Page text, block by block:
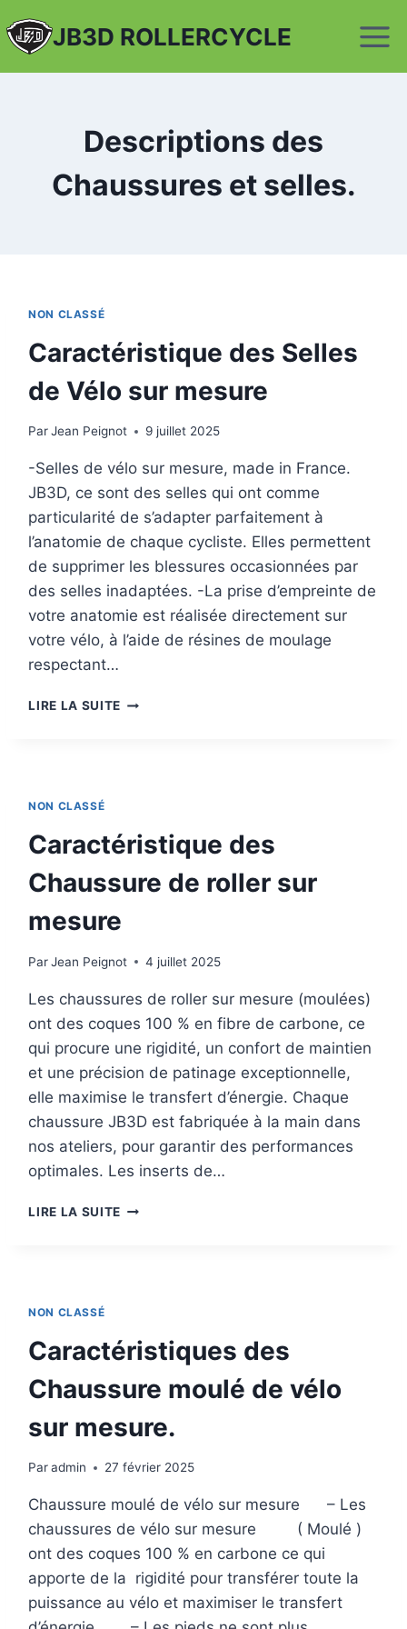
au
JB3D ROLLERCYCLE
Descriptions des
Chaussures et selles.
NON CLASSÉ
Caractéristique des Selles
de Vélo sur mesure
Par Jean Peignot 9 juillet 2025
-Selles de vélo sur mesure, made in France.
JB3D, ce sont des selles qui ont comme
particularité de s’adapter parfaitement à
l’anatomie de chaque cycliste. Elles permettent
de supprimer les blessures occasionnées par
des selles inadaptées. -La prise d’empreinte de
votre anatomie est réalisée directement sur
votre vélo, à l’aide de résines de moulage
respectant…
LIRE LA SUITE CARACTÉRISTIQUE
NON CLASSÉ
Caractéristique des
Chaussure de roller sur
mesure
Par Jean Peignot 4 juillet 2025
Les chaussures de roller sur mesure (moulées)
ont des coques 100 % en fibre de carbone, ce
qui procure une rigidité, un confort de maintien
et une précision de patinage exceptionnelle,
elle maximise le transfert d’énergie. Chaque
chaussure JB3D est fabriquée à la main dans
nos ateliers, pour garantir des performances
optimales. Les inserts de…
LIRE LA SUITE CARACTÉRISTIQUE
NON CLASSÉ
Caractéristiques des
Chaussure moulé de vélo
sur mesure.
Par admin 27 février 2025
Chaussure moulé de vélo sur mesure – Les
chaussures de vélo sur mesure ( Moulé )
ont des coques 100 % en carbone ce qui
apporte de la rigidité pour transférer toute la
puissance au vélo et maximiser le transfert